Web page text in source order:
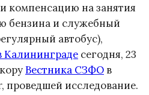
компенсацию на занятия
бензина и служебный
автобус),
Калининграде сегодня, 23
Вестника СЗФО в
проведшей исследование.